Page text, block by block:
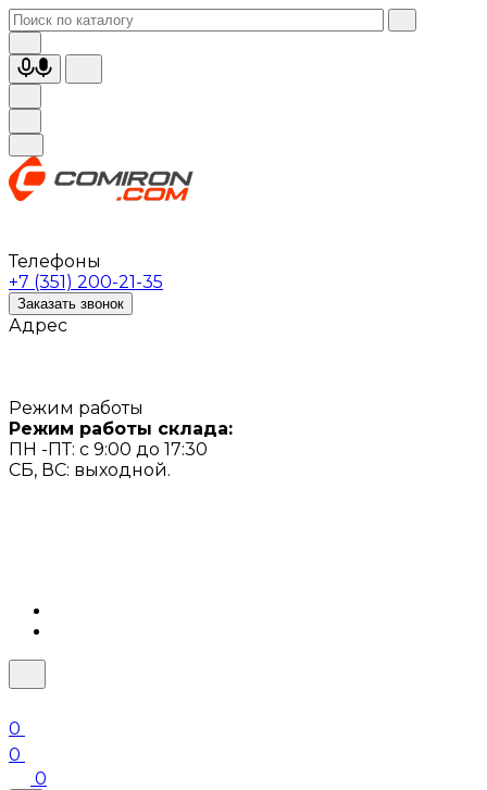
Телефоны
+7 (351) 200-21-35
Заказать звонок
Адрес
Режим работы
Режим работы склада:
ПН -ПТ: с 9:00 до 17:30
СБ, ВС: выходной.
0
0
0